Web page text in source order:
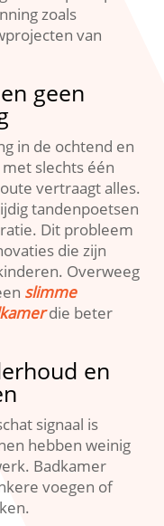
zoals
van
geen
in de ochtend en
slechts één
vertraagt alles.​
tandenpoetsen
Dit probleem
die zijn
Overweeg
slimme
die beter
en
signaal is
hebben weinig
Badkamer
voegen of